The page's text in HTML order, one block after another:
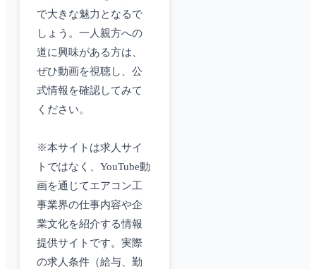
で大きな魅力となるで
しょう。一人親方への
道に興味がある方は、
ぜひ動画を視聴し、公
式情報を確認してみて
ください。
※本サイトは求人サイ
トではなく、YouTube動
画を通じてエアコン工
事業界の仕事内容や企
業文化を紹介する情報
提供サイトです。実際
の求人条件（給与、勤